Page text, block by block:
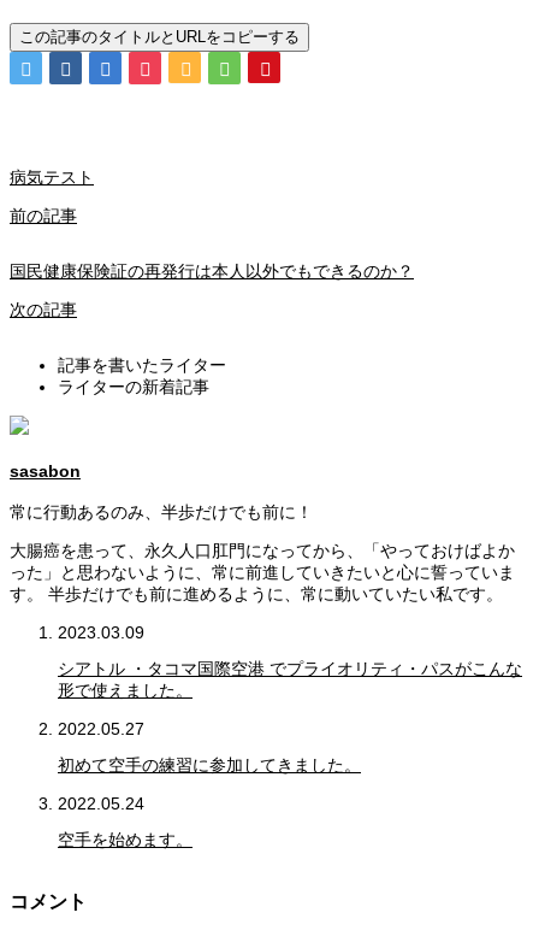
この記事のタイトルとURLをコピーする
病気テスト
前の記事
国民健康保険証の再発行は本人以外でもできるのか？
次の記事
記事を書いたライター
ライターの新着記事
sasabon
常に行動あるのみ、半歩だけでも前に！
大腸癌を患って、永久人口肛門になってから、「やっておけばよか
った」と思わないように、常に前進していきたいと心に誓っていま
す。 半歩だけでも前に進めるように、常に動いていたい私です。
2023.03.09
シアトル ・タコマ国際空港 でプライオリティ・パスがこんな
形で使えました。
2022.05.27
初めて空手の練習に参加してきました。
2022.05.24
空手を始めます。
コメント